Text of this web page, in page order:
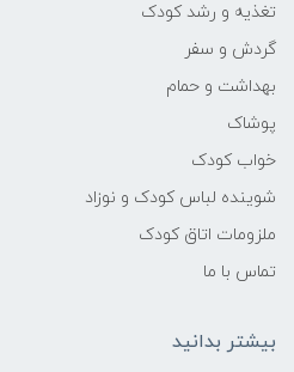
تغذیه و رشد کودک
گردش و سفر
بهداشت و حمام
پوشاک
خواب کودک
شوینده لباس کودک و نوزاد
ملزومات اتاق کودک
تماس با ما
بیشتر بدانید